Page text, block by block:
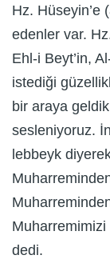
Hz. Hüseyin’e
edenler var.
Ehl-i Beyt’in,
istediği
bir araya
sesleniyoruz.
lebbeyk
Muharremimizi
dedi.